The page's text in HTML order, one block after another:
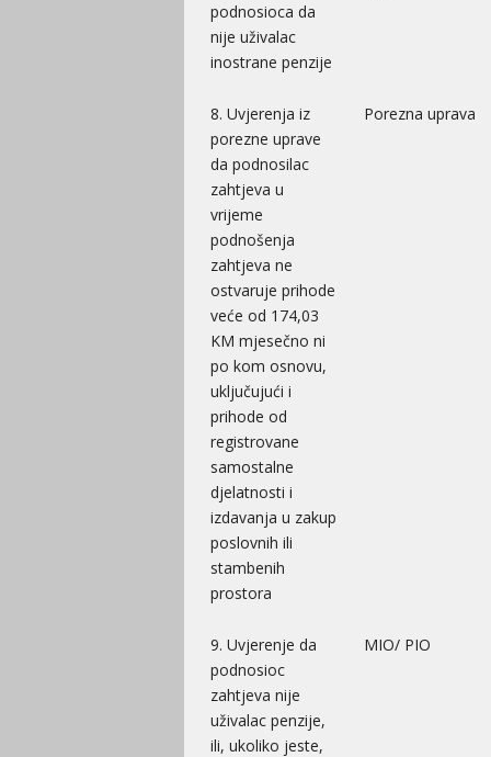
podnosioca da
nije uživalac
inostrane penzije
8. Uvjerenja iz
porezne uprave
da podnosilac
zahtjeva u
vrijeme
podnošenja
zahtjeva ne
ostvaruje prihode
veće od 174,03
KM mjesečno ni
po kom osnovu,
uključujući i
prihode od
registrovane
samostalne
djelatnosti i
izdavanja u zakup
poslovnih ili
stambenih
prostora
Porezna uprava
9. Uvjerenje da
podnosioc
zahtjeva nije
uživalac penzije,
ili, ukoliko jeste,
MIO/ PIO